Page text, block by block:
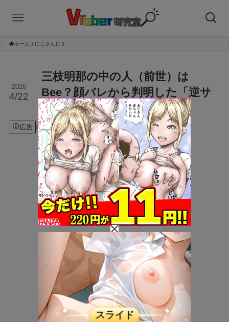
ホーム にじさんじ
三枝明那の中の人（前世）は
Bee？顔バレから判明した「逆サ
バ読み」級の身長差！
2026
4/22
広告 にじさんじ 2026年4月22日